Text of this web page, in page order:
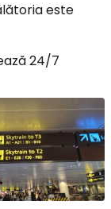
este
24/7